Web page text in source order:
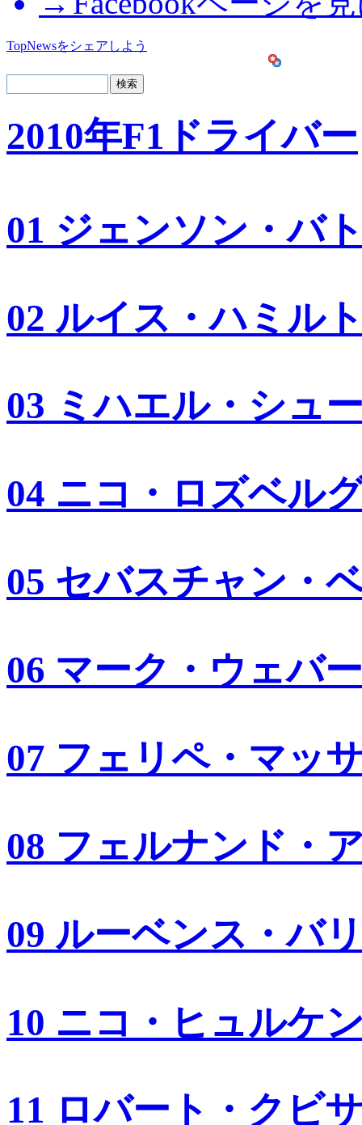
TopNewsをシェアしよう
2010年F1ドライバー
01 ジェンソン・バ
02 ルイス・ハミル
03 ミハエル・シュ
04 ニコ・ロズベル
05 セバスチャン・
06 マーク・ウェバー
07 フェリペ・マッ
08 フェルナンド・
09 ルーベンス・バ
10 ニコ・ヒュルケ
11 ロバート・クビ